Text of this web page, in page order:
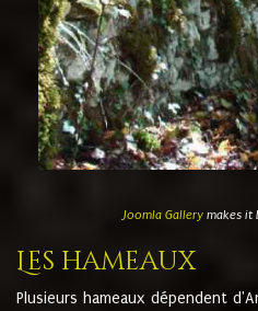
Joomla Gallerymakes it
Les hameaux
Plusieurs hameaux dépendent